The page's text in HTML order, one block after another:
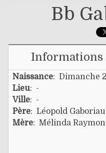
Bb
Informations
Naissance: Dimanche
Lieu: -
Ville: -
Père: Léopold
Mère: Mélinda